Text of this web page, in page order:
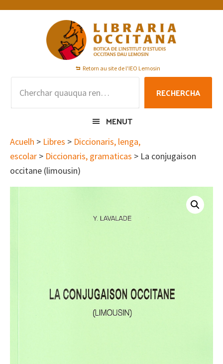
Skip
Skip
Skip
Retorn au site de l'IEO Lemosin
RECHERCHA
MENUT
Acuelh > Libres > Diccionaris, lenga,
escolar > Diccionaris, gramaticas > La conjugaison
occitane (limousin)